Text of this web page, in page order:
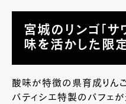
宮城のリンゴ「サ
味を活かした限
酸味が特徴の県育成りんご
パティシエ特製のパフェ